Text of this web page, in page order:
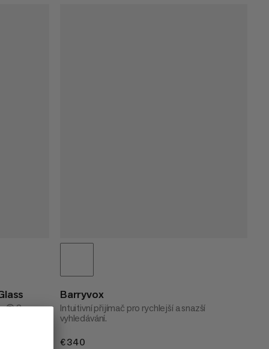
2
Barryvox
Intuitivní přijímač pro rychlejší a snazší
vyhledávání.
€340